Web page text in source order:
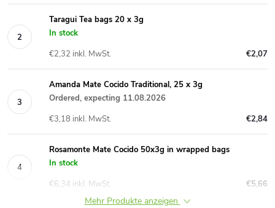
Taragui Tea bags 20 x 3g
In stock
€2,07
€2,32 inkl. MwSt.
Amanda Mate Cocido Traditional, 25 x 3g
Ordered, expecting 11.08.2026
€2,84
€3,18 inkl. MwSt.
Rosamonte Mate Cocido 50x3g in wrapped bags
In stock
€5,66
€6,34 inkl. MwSt.
Mehr Produkte anzeigen